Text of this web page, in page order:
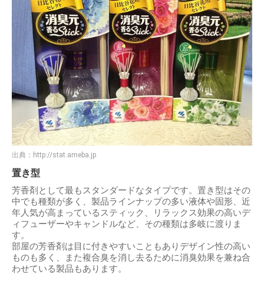
出典： http://stat.ameba.jp
置き型
芳香剤として最もスタンダードなタイプです。置き型はその
中でも種類が多く、製品ラインナップの多い液体や固形、近
年人気が高まっているスティック、リラックス効果の高いデ
ィフューザーやキャンドルなど、その種類は多岐に渡りま
す。
部屋の芳香剤は目に付きやすいこともありデザイン性の高い
ものも多く、また複合臭を消し去るために消臭効果を兼ね合
わせている製品もあります。